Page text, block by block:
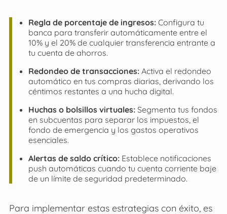
Regla de porcentaje de ingresos:Configura tu
banca para transferir automáticamente entre el
10% y el 20% de cualquier transferencia entrante a
tu cuenta de ahorros.
Redondeo de transacciones:Activa el redondeo
automático en tus compras diarias, derivando los
céntimos restantes a una hucha digital.
Huchas o bolsillos virtuales:Segmenta tus fondos
en subcuentas para separar los impuestos, el
fondo de emergencia y los gastos operativos
esenciales.
Alertas de saldo crítico:Establece notificaciones
push automáticas cuando tu cuenta corriente baje
de un límite de seguridad predeterminado.
Para implementar estas estrategias con éxito, es